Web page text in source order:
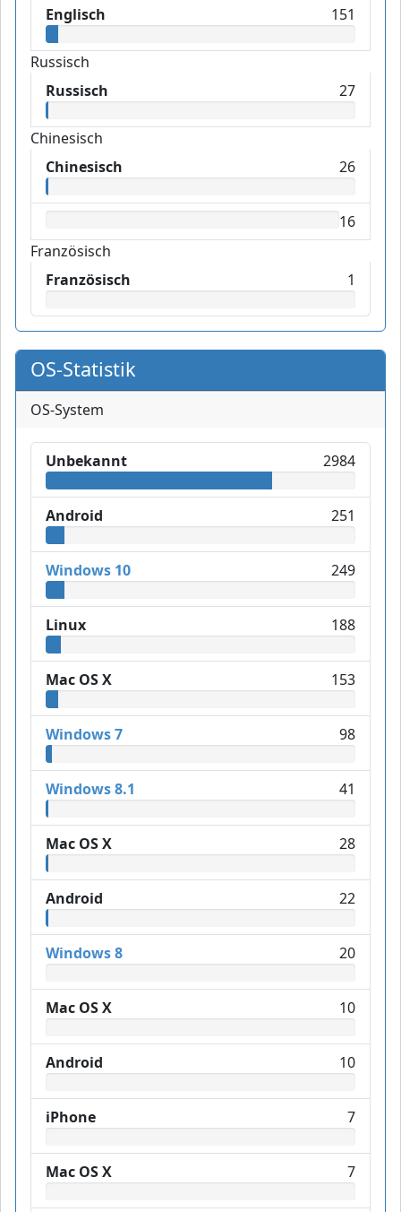
Englisch 151
Russisch
Russisch
27
Chinesisch
Chinesisch
26
16
Französisch
Französisch
1
OS-Statistik
OS-System
Unbekannt 2984
Android 251
Windows 10 249
Linux 188
Mac OS X 153
Windows 7 98
Windows 8.1 41
Mac OS X 28
Android 22
Windows 8 20
Mac OS X 10
Android 10
iPhone 7
Mac OS X 7